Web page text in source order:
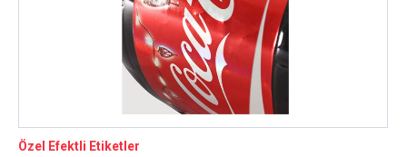
Özel Efektli Etiketler